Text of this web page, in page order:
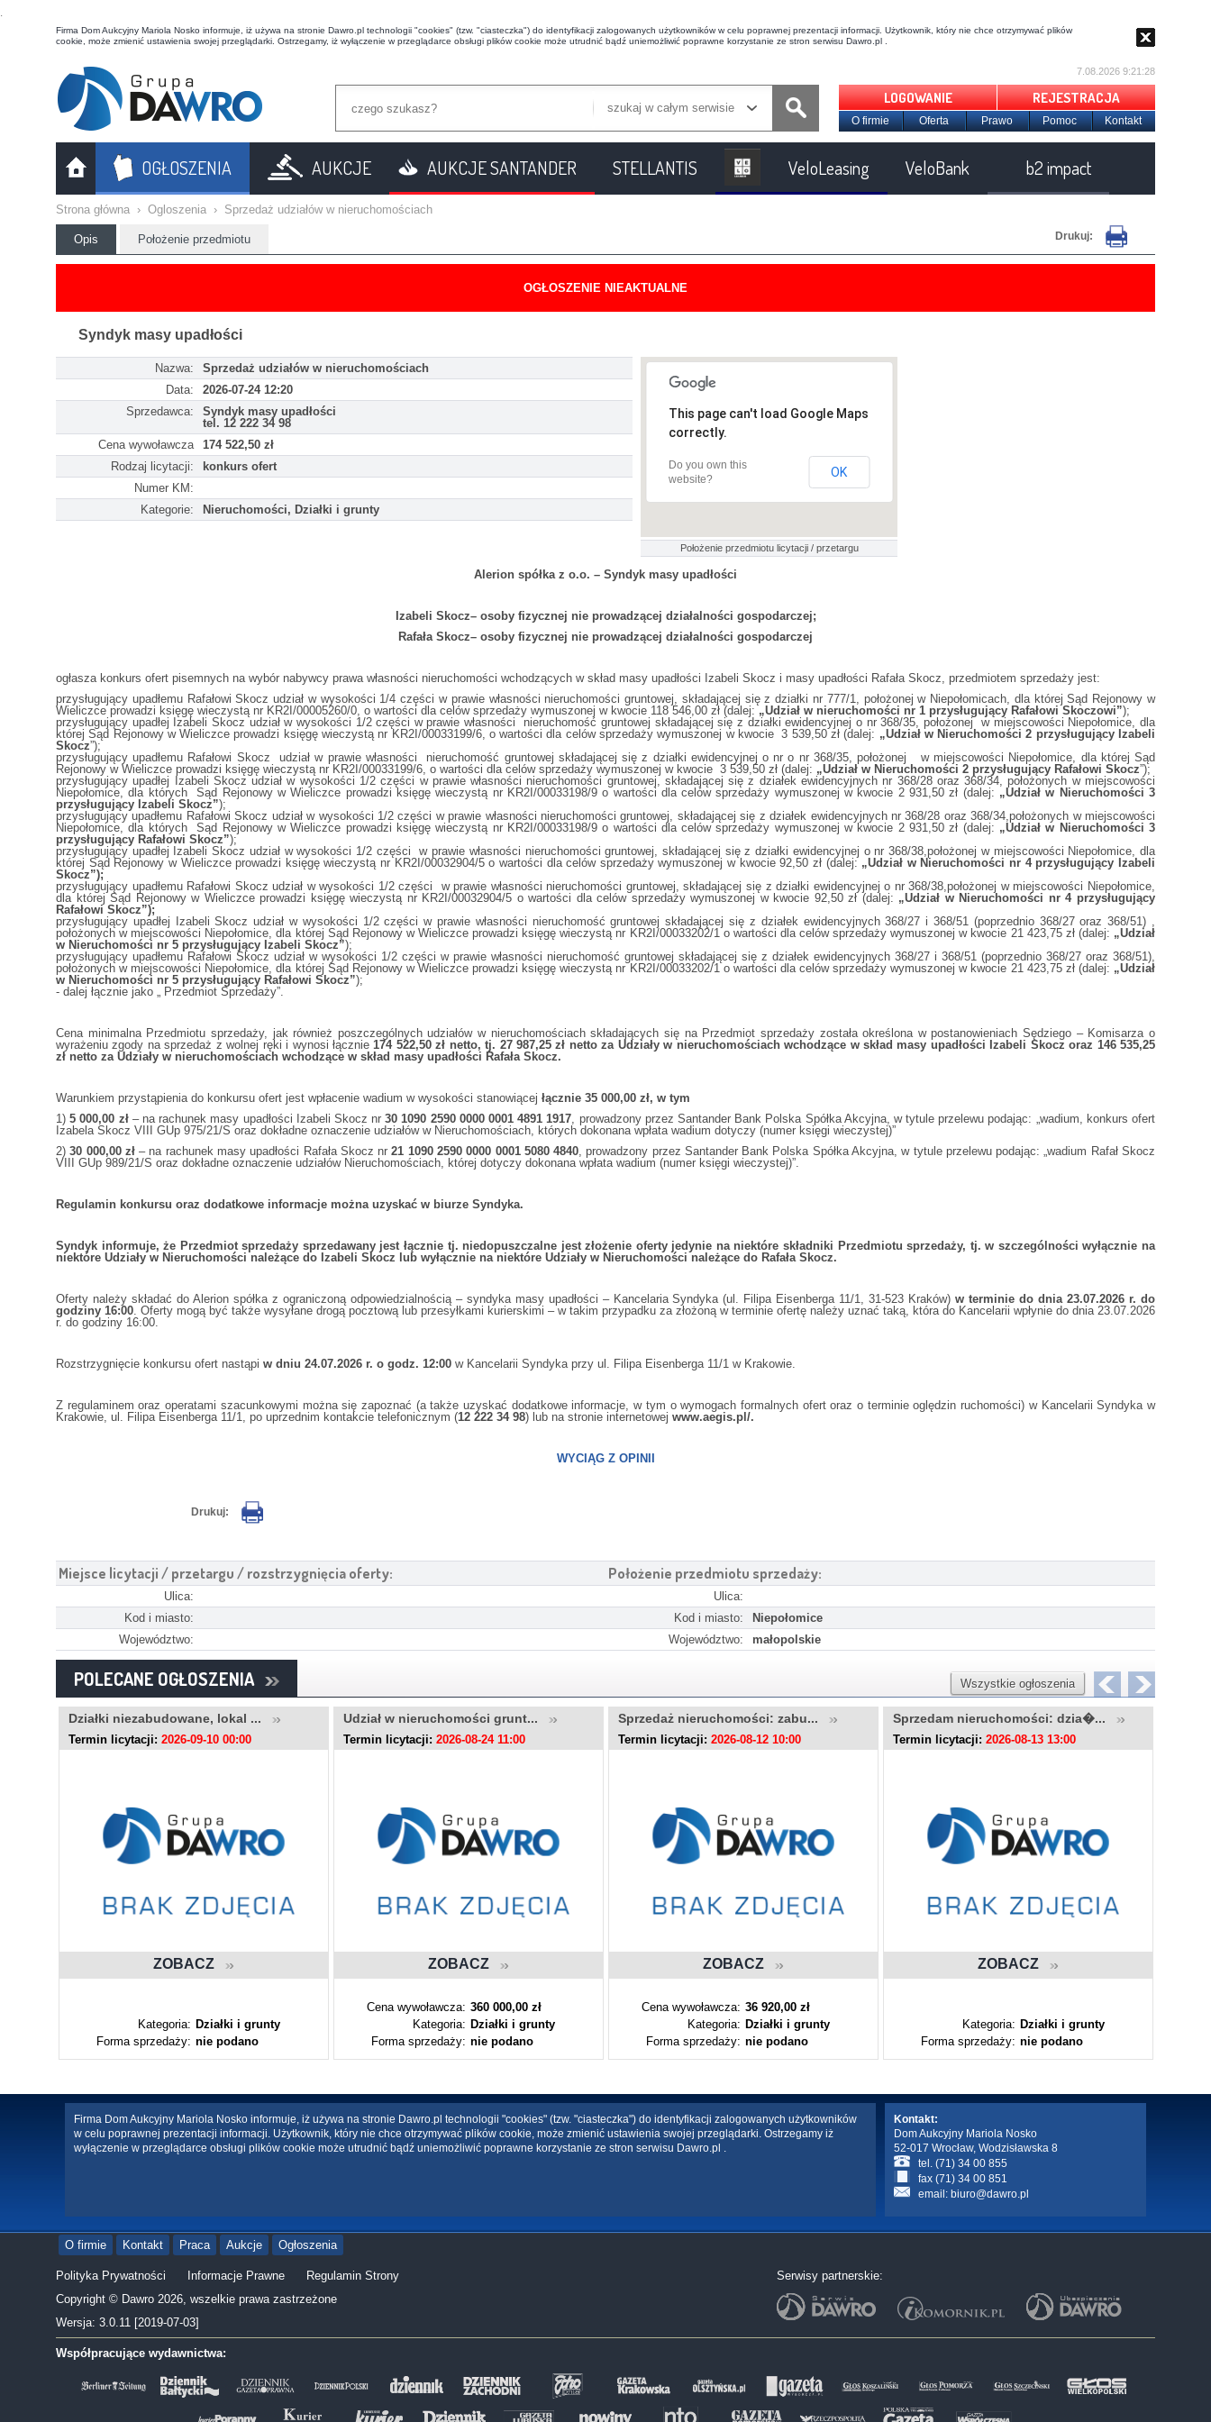
t
Firma Dom Aukcyjny Mariola Nosko informuje, iż używa na stronie Dawro.pl technologii "cookies" (tzw. "ciasteczka") do identyfikacji zalogowanych użytkowników w celu poprawnej prezentacji informacji. Użytkownik, który nie chce otrzymywać plików
cookie, może zmienić ustawienia swojej przeglądarki. Ostrzegamy, iż wyłączenie w przeglądarce obsługi plików cookie może utrudnić bądź uniemożliwić poprawne korzystanie ze stron serwisu Dawro.pl .
szukaj w całym serwisie
7.08.2026 9:21:29
LOGOWANIE REJESTRACJA
O firmie Oferta Prawo Pomoc Kontakt
OGŁOSZENIA AUKCJE AUKCJE SANTANDER STELLANTIS VeloLeasing VeloBank b2 impact
Strona główna › Ogloszenia › Sprzedaż udziałów w nieruchomościach
Drukuj:
Opis Położenie przedmiotu
OGŁOSZENIE NIEAKTUALNE
Syndyk masy upadłości
Nazwa:
Sprzedaż udziałów w nieruchomościach
Data:
2026-07-24 12:20
Sprzedawca:
Syndyk masy upadłości
tel. 12 222 34 98
Cena wywoławcza
174 522,50 zł
Rodzaj licytacji:
konkurs ofert
Numer KM:
Kategorie:
Nieruchomości, Działki i grunty
This page can't load Google Maps
correctly.
Do you own this
website?
OK
Położenie przedmiotu licytacji / przetargu
Alerion spółka z o.o. – Syndyk masy upadłości
Izabeli Skocz– osoby fizycznej nie prowadzącej działalności gospodarczej;
Rafała Skocz– osoby fizycznej nie prowadzącej działalności gospodarczej
ogłasza konkurs ofert pisemnych na wybór nabywcy prawa własności nieruchomości wchodzących w skład masy upadłości Izabeli Skocz i masy upadłości Rafała Skocz, przedmiotem sprzedaży jest:
przysługujący upadłemu Rafałowi Skocz udział w wysokości 1/4 części w prawie własności nieruchomości gruntowej, składającej się z działki nr 777/1, położonej w Niepołomicach, dla której Sąd Rejonowy w
Wieliczce prowadzi księgę wieczystą nr KR2I/00005260/0, o wartości dla celów sprzedaży wymuszonej w kwocie 118 546,00 zł (dalej: „Udział w nieruchomości nr 1 przysługujący Rafałowi Skoczowi”);
przysługujący upadłej Izabeli Skocz udział w wysokości 1/2 części w prawie własności nieruchomość gruntowej składającej się z działki ewidencyjnej o nr 368/35, położonej w miejscowości Niepołomice, dla
której Sąd Rejonowy w Wieliczce prowadzi księgę wieczystą nr KR2I/00033199/6, o wartości dla celów sprzedaży wymuszonej w kwocie 3 539,50 zł (dalej: „Udział w Nieruchomości 2 przysługujący Izabeli
Skocz”);
przysługujący upadłemu Rafałowi Skocz udział w prawie własności nieruchomość gruntowej składającej się z działki ewidencyjnej o nr o nr 368/35, położonej w miejscowości Niepołomice, dla której Sąd
Rejonowy w Wieliczce prowadzi księgę wieczystą nr KR2I/00033199/6, o wartości dla celów sprzedaży wymuszonej w kwocie 3 539,50 zł (dalej: „Udział w Nieruchomości 2 przysługujący Rafałowi Skocz”);
przysługujący upadłej Izabeli Skocz udział w wysokości 1/2 części w prawie własności nieruchomości gruntowej, składającej się z działek ewidencyjnych nr 368/28 oraz 368/34, położonych w miejscowości
Niepołomice, dla których Sąd Rejonowy w Wieliczce prowadzi księgę wieczystą nr KR2I/00033198/9 o wartości dla celów sprzedaży wymuszonej w kwocie 2 931,50 zł (dalej: „Udział w Nieruchomości 3
przysługujący Izabeli Skocz”);
przysługujący upadłemu Rafałowi Skocz udział w wysokości 1/2 części w prawie własności nieruchomości gruntowej, składającej się z działek ewidencyjnych nr 368/28 oraz 368/34,położonych w miejscowości
Niepołomice, dla których Sąd Rejonowy w Wieliczce prowadzi księgę wieczystą nr KR2I/00033198/9 o wartości dla celów sprzedaży wymuszonej w kwocie 2 931,50 zł (dalej: „Udział w Nieruchomości 3
przysługujący Rafałowi Skocz”);
przysługujący upadłej Izabeli Skocz udział w wysokości 1/2 części w prawie własności nieruchomości gruntowej, składającej się z działki ewidencyjnej o nr 368/38,położonej w miejscowości Niepołomice, dla
której Sąd Rejonowy w Wieliczce prowadzi księgę wieczystą nr KR2I/00032904/5 o wartości dla celów sprzedaży wymuszonej w kwocie 92,50 zł (dalej: „Udział w Nieruchomości nr 4 przysługujący Izabeli
Skocz”);
przysługujący upadłemu Rafałowi Skocz udział w wysokości 1/2 części w prawie własności nieruchomości gruntowej, składającej się z działki ewidencyjnej o nr 368/38,położonej w miejscowości Niepołomice,
dla której Sąd Rejonowy w Wieliczce prowadzi księgę wieczystą nr KR2I/00032904/5 o wartości dla celów sprzedaży wymuszonej w kwocie 92,50 zł (dalej: „Udział w Nieruchomości nr 4 przysługujący
Rafałowi Skocz”);
przysługujący upadłej Izabeli Skocz udział w wysokości 1/2 części w prawie własności nieruchomość gruntowej składającej się z działek ewidencyjnych 368/27 i 368/51 (poprzednio 368/27 oraz 368/51) ,
położonych w miejscowości Niepołomice, dla której Sąd Rejonowy w Wieliczce prowadzi księgę wieczystą nr KR2I/00033202/1 o wartości dla celów sprzedaży wymuszonej w kwocie 21 423,75 zł (dalej: „Udział
w Nieruchomości nr 5 przysługujący Izabeli Skocz”);
przysługujący upadłemu Rafałowi Skocz udział w wysokości 1/2 części w prawie własności nieruchomość gruntowej składającej się z działek ewidencyjnych 368/27 i 368/51 (poprzednio 368/27 oraz 368/51),
położonych w miejscowości Niepołomice, dla której Sąd Rejonowy w Wieliczce prowadzi księgę wieczystą nr KR2I/00033202/1 o wartości dla celów sprzedaży wymuszonej w kwocie 21 423,75 zł (dalej: „Udział
w Nieruchomości nr 5 przysługujący Rafałowi Skocz”);
- dalej łącznie jako „ Przedmiot Sprzedaży”.
Cena minimalna Przedmiotu sprzedaży, jak również poszczególnych udziałów w nieruchomościach składających się na Przedmiot sprzedaży została określona w postanowieniach Sędziego – Komisarza o
wyrażeniu zgody na sprzedaż z wolnej ręki i wynosi łącznie174 522,50 zł netto, tj. 27 987,25 zł netto za Udziały w nieruchomościach wchodzące w skład masy upadłości Izabeli Skocz oraz 146 535,25
zł netto za Udziały w nieruchomościach wchodzące w skład masy upadłości Rafała Skocz.
Warunkiem przystąpienia do konkursu ofert jest wpłacenie wadium w wysokości stanowiącej łącznie 35 000,00 zł, w tym
1)5 000,00 zł– na rachunek masy upadłości Izabeli Skocz nr30 1090 2590 0000 0001 4891 1917, prowadzony przez Santander Bank Polska Spółka Akcyjna, w tytule przelewu podając: „wadium, konkurs ofert
Izabela Skocz VIII GUp 975/21/S oraz dokładne oznaczenie udziałów w Nieruchomościach, których dokonana wpłata wadium dotyczy (numer księgi wieczystej)”
2)30 000,00 zł– na rachunek masy upadłości Rafała Skocz nr21 1090 2590 0000 0001 5080 4840, prowadzony przez Santander Bank Polska Spółka Akcyjna, w tytule przelewu podając: „wadium Rafał Skocz
VIII GUp 989/21/S oraz dokładne oznaczenie udziałów Nieruchomościach, której dotyczy dokonana wpłata wadium (numer księgi wieczystej)”.
Regulamin konkursu oraz dodatkowe informacje można uzyskać w biurze Syndyka.
Syndyk informuje, że Przedmiot sprzedaży sprzedawany jest łącznie tj. niedopuszczalne jest złożenie oferty jedynie na niektóre składniki Przedmiotu sprzedaży, tj. w szczególności wyłącznie na
niektóre Udziały w Nieruchomości należące do Izabeli Skocz lub wyłącznie na niektóre Udziały w Nieruchomości należące do Rafała Skocz.
Oferty należy składać do Alerion spółka z ograniczoną odpowiedzialnością – syndyka masy upadłości – Kancelaria Syndyka (ul. Filipa Eisenberga 11/1, 31-523 Kraków)w terminie do dnia 23.07.2026 r. do
godziny 16:00. Oferty mogą być także wysyłane drogą pocztową lub przesyłkami kurierskimi – w takim przypadku za złożoną w terminie ofertę należy uznać taką, która do Kancelarii wpłynie do dnia 23.07.2026
r. do godziny 16:00.
Rozstrzygnięcie konkursu ofert nastąpi w dniu 24.07.2026 r. o godz. 12:00 w Kancelarii Syndyka przy ul. Filipa Eisenberga 11/1 w Krakowie.
Z regulaminem oraz operatami szacunkowymi można się zapoznać (a także uzyskać dodatkowe informacje, w tym o wymogach formalnych ofert oraz o terminie oględzin ruchomości) w Kancelarii Syndyka w
Krakowie, ul. Filipa Eisenberga 11/1, po uprzednim kontakcie telefonicznym (12 222 34 98) lub na stronie internetowej www.aegis.pl/.
WYCIĄG Z OPINII
Drukuj:
Miejsce licytacji / przetargu / rozstrzygnięcia oferty:
Ulica:
Kod i miasto:
Województwo:
Położenie przedmiotu sprzedaży:
Ulica:
Kod i miasto:
Niepołomice
Województwo:
małopolskie
POLECANE OGŁOSZENIA Wszystkie ogłoszenia
Działki niezabudowane, lokal ...
Termin licytacji: 2026-09-10 00:00
ZOBACZ
Kategoria: Działki i grunty
Forma sprzedaży: nie podano
Udział w nieruchomości grunt...
Termin licytacji: 2026-08-24 11:00
ZOBACZ
Cena wywoławcza: 360 000,00 zł
Kategoria: Działki i grunty
Forma sprzedaży: nie podano
Sprzedaż nieruchomości: zabu...
Termin licytacji: 2026-08-12 10:00
ZOBACZ
Cena wywoławcza: 36 920,00 zł
Kategoria: Działki i grunty
Forma sprzedaży: nie podano
Sprzedam nieruchomości: dzia�...
Termin licytacji: 2026-08-13 13:00
ZOBACZ
Kategoria: Działki i grunty
Forma sprzedaży: nie podano
Firma Dom Aukcyjny Mariola Nosko informuje, iż używa na stronie Dawro.pl technologii "cookies" (tzw. "ciasteczka") do identyfikacji zalogowanych użytkowników
w celu poprawnej prezentacji informacji. Użytkownik, który nie chce otrzymywać plików cookie, może zmienić ustawienia swojej przeglądarki. Ostrzegamy iż
wyłączenie w przeglądarce obsługi plików cookie może utrudnić bądź uniemożliwić poprawne korzystanie ze stron serwisu Dawro.pl .
Kontakt:
Dom Aukcyjny Mariola Nosko
52-017 Wrocław, Wodzisławska 8
tel. (71) 34 00 855
fax (71) 34 00 851
email: biuro@dawro.pl
O firmie Kontakt Praca Aukcje Ogłoszenia
Polityka Prywatności Informacje Prawne
Regulamin Strony
Copyright © Dawro 2026, wszelkie prawa zastrzeżone
Wersja: 3.0.11 [2019-07-03]
Serwisy partnerskie:
Współpracujące wydawnictwa: